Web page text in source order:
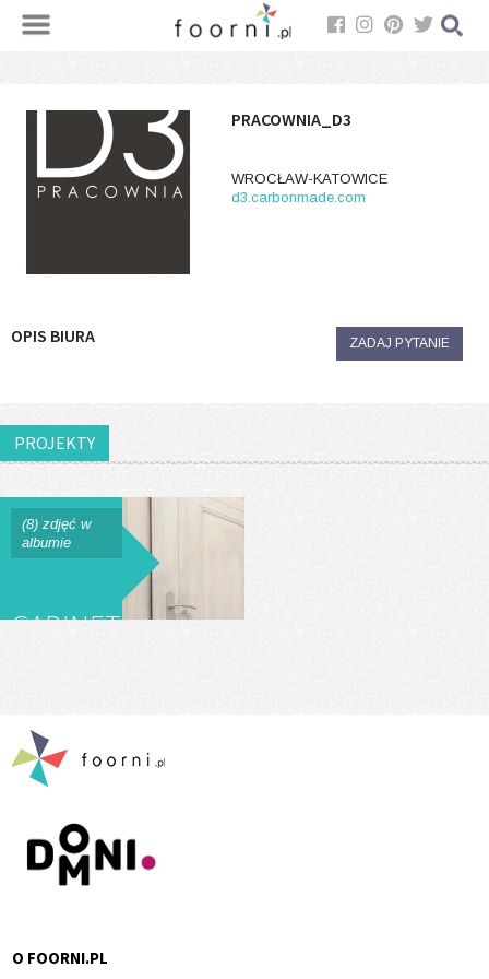
PRACOWNIA_D3
WROCŁAW-KATOWICE
d3.carbonmade.com
OPIS BIURA ZADAJ PYTANIE
PROJEKTY
(8) zdjęć w
albumie
GABINET
O FOORNI.PL